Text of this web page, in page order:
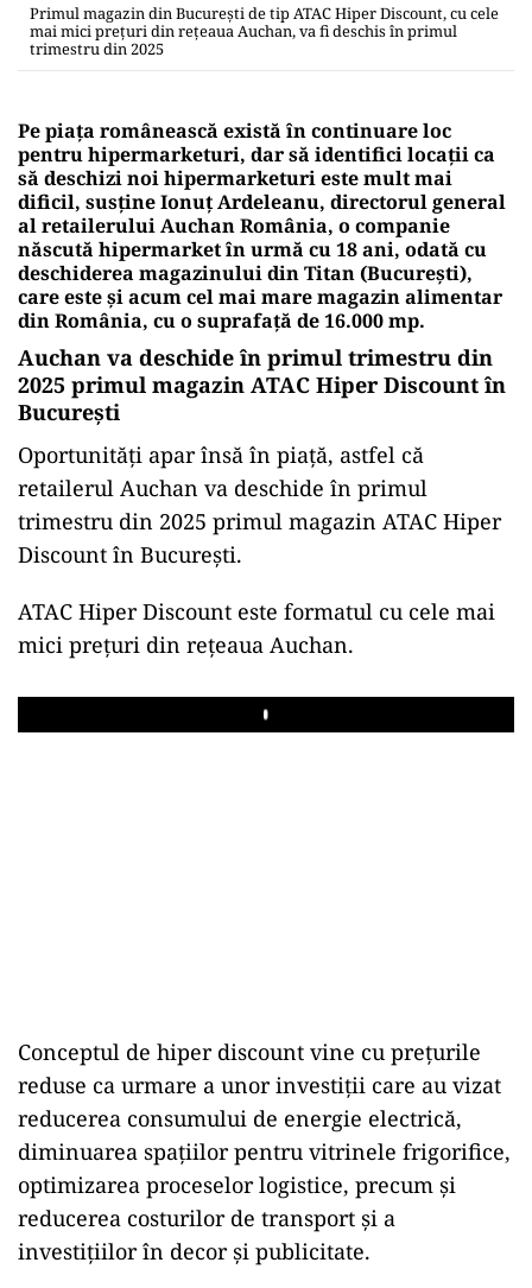
Primul magazin din Bucureşti de tip ATAC Hiper Discount, cu cele
mai mici preţuri din reţeaua Auchan, va fi deschis în primul
trimestru din 2025
Pe piaţa românească există în continuare loc
pentru hipermarketuri, dar să identifici locaţii ca
să deschizi noi hipermarketuri este mult mai
dificil, susţine Ionuţ Ardeleanu, directorul general
al retailerului Auchan România, o companie
născută hipermarket în urmă cu 18 ani, odată cu
deschiderea magazinului din Titan (Bucureşti),
care este şi acum cel mai mare magazin alimentar
din România, cu o suprafaţă de 16.000 mp.
Auchan va deschide în primul trimestru din
2025 primul magazin ATAC Hiper Discount în
Bucureşti
Oportunităţi apar însă în piaţă, astfel că
retailerul Auchan va deschide în primul
trimestru din 2025 primul magazin ATAC Hiper
Discount în Bucureşti.
ATAC Hiper Discount este formatul cu cele mai
mici preţuri din reţeaua Auchan.
Play
Conceptul de hiper discount vine cu prețurile
reduse ca urmare a unor investiții care au vizat
reducerea consumului de energie electrică,
diminuarea spațiilor pentru vitrinele frigorifice,
optimizarea proceselor logistice, precum și
reducerea costurilor de transport și a
investițiilor în decor și publicitate.